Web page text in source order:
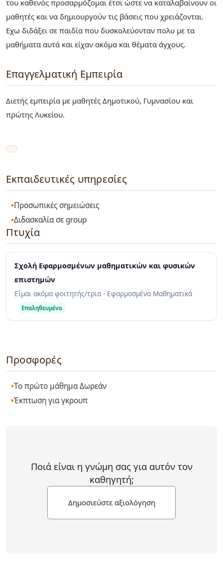
του καθενός προσαρμόζομαι έτσι ώστε να καταλαβαίνουν οι
μαθητές και να δημιουργούν τις βάσεις που χρειάζονται.
Εχω διδάξει σε παιδία που δυσκολεύονταν πολυ με τα
μαθήματα αυτά και είχαν ακόμα και θέματα άγχους.
Επαγγελματική Εμπειρία
Διετής εμπειρία με μαθητές Δημοτικού, Γυμνασίου και
πρώτης Λυκείου.
Εκπαιδευτικές υπηρεσίες
Προσωπικές σημειώσεις
Διδασκαλία σε group
Πτυχία
Σχολή Εφαρμοσμένων μαθηματικών και φυσικών
επιστημών
Είμαι ακόμα φοιτητής/τρια - Εφαρμοσμένα Μαθηματικά
Επαληθευμένο
Προσφορές
Το πρώτο μάθημα Δωρεάν
Έκπτωση για γκρουπ
Ποιά είναι η γνώμη σας για αυτόν τον
καθηγητή;
Δημοσιεύστε αξιολόγηση